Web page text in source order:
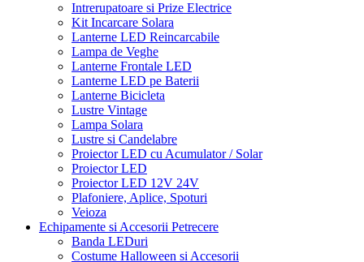
Intrerupatoare si Prize Electrice
Kit Incarcare Solara
Lanterne LED Reincarcabile
Lampa de Veghe
Lanterne Frontale LED
Lanterne LED pe Baterii
Lanterne Bicicleta
Lustre Vintage
Lampa Solara
Lustre si Candelabre
Proiector LED cu Acumulator / Solar
Proiector LED
Proiector LED 12V 24V
Plafoniere, Aplice, Spoturi
Veioza
Echipamente si Accesorii Petrecere
Banda LEDuri
Costume Halloween si Accesorii